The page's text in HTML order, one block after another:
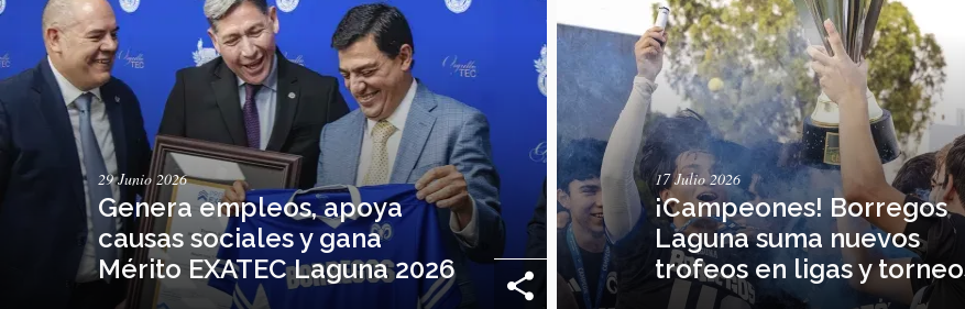
29 Junio 2026
Genera empleos, apoya
causas sociales y gana
Mérito EXATEC Laguna 2026
17 Julio 2026
¡Campeones! Borregos
Laguna suma nuevos
trofeos en ligas y